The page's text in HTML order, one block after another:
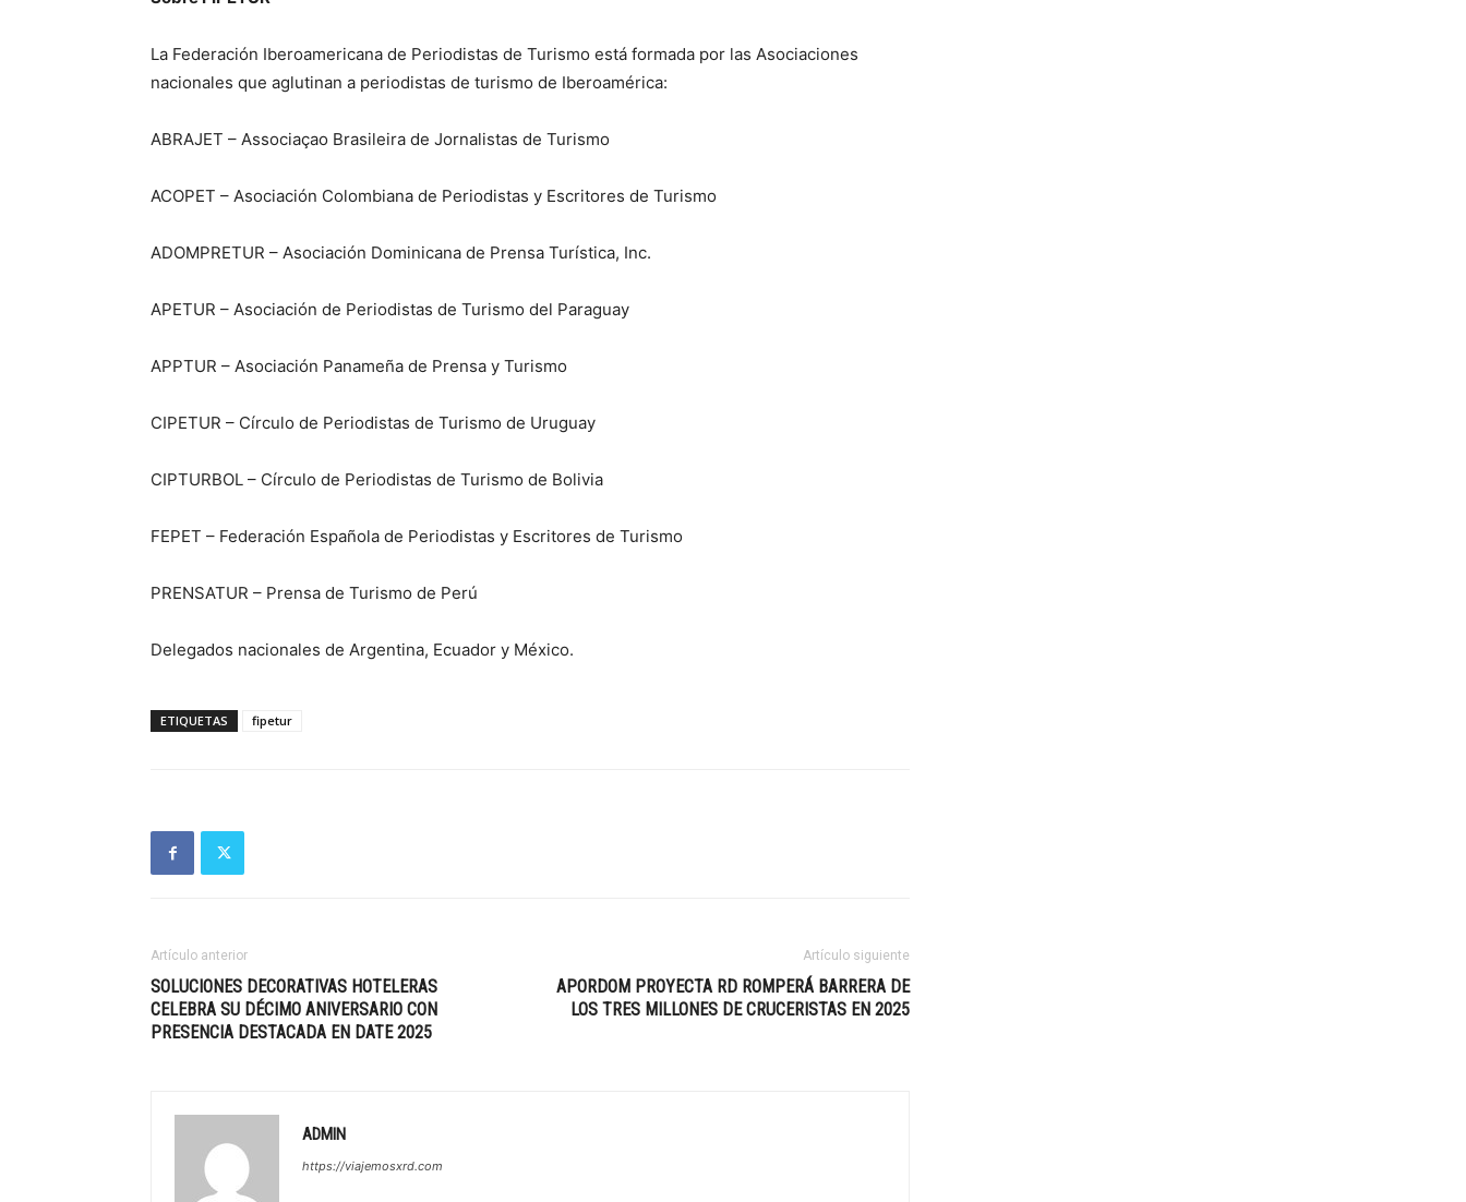
La Federación Iberoamericana de Periodistas de Turismo está formada por las Asociaciones
nacionales que aglutinan a periodistas de turismo de Iberoamérica:
ABRAJET – Associaçao Brasileira de Jornalistas de Turismo
ACOPET – Asociación Colombiana de Periodistas y Escritores de Turismo
ADOMPRETUR – Asociación Dominicana de Prensa Turística, Inc.
APETUR – Asociación de Periodistas de Turismo del Paraguay
APPTUR – Asociación Panameña de Prensa y Turismo
CIPETUR – Círculo de Periodistas de Turismo de Uruguay
CIPTURBOL – Círculo de Periodistas de Turismo de Bolivia
FEPET – Federación Española de Periodistas y Escritores de Turismo
PRENSATUR – Prensa de Turismo de Perú
Delegados nacionales de Argentina, Ecuador y México.
ETIQUETAS fipetur
Artículo anterior
SOLUCIONES DECORATIVAS HOTELERAS
CELEBRA SU DÉCIMO ANIVERSARIO CON
PRESENCIA DESTACADA EN DATE 2025
Artículo siguiente
APORDOM PROYECTA RD ROMPERÁ BARRERA DE
LOS TRES MILLONES DE CRUCERISTAS EN 2025
ADMIN
https://viajemosxrd.com